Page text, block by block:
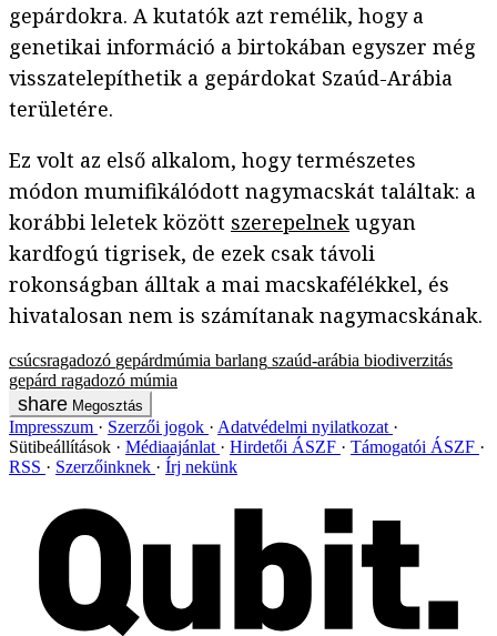
gepárdokra. A kutatók azt remélik, hogy a
genetikai információ a birtokában egyszer még
visszatelepíthetik a gepárdokat Szaúd-Arábia
területére.
Ez volt az első alkalom, hogy természetes
módon mumifikálódott nagymacskát találtak: a
korábbi leletek között szerepelnek ugyan
kardfogú tigrisek, de ezek csak távoli
rokonságban álltak a mai macskafélékkel, és
hivatalosan nem is számítanak nagymacskának.
csúcsragadozó gepárdmúmia barlang szaúd-arábia biodiverzitás
gepárd ragadozó múmia
Megosztás
Impresszum Szerzői jogok
Adatvédelmi nyilatkozat
Sütibeállítások
Médiaajánlat Hirdetői ÁSZF
Támogatói ÁSZF
RSS
Szerzőinknek Írj nekünk